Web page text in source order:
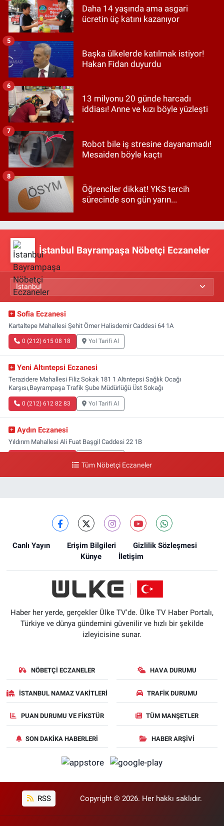
Daha 14 yaşında ama asgari
ücretin üç katını kazanıyor
Başka ülkelerde katılmak istiyor!
Hakan Fidan duyurdu
5
13 milyonu 20 günde harcadı
iddiası! Anne ve kızı böyle yüzleşti
6
Robot bile iş stresine dayanamadı!
Mesaiden böyle kaçtı
7
Öğrenciler dikkat! YKS tercih
sürecinde son gün yarın...
8
İstanbul Bayrampaşa Nöbetçi Eczaneler
Sofia Eczanesi
Kartaltepe Mahallesi Şehit Ömer Halisdemir Caddesi 64 1A
0 (212) 615 08 18 Yol Tarifi Al
Yeni Altıntepsi Eczanesi
Terazidere Mahallesi Filiz Sokak 181 1 Altıntepsi Sağlık Ocağı
Karşısı,Bayrampaşa Trafik Şube Müdürlüğü Üst Sokağı
0 (212) 612 82 83 Yol Tarifi Al
Aydın Eczanesi
Yıldırım Mahallesi Ali Fuat Başgil Caddesi 22 1B
Tüm Nöbetçi Eczaneler
Canlı Yayın Erişim Bilgileri
Gizlilik Sözleşmesi
Künye
İletişim
Haber her yerde, gerçekler Ülke TV'de. Ülke TV Haber Portalı,
Türkiye ve dünya gündemini güvenilir ve hızlı bir şekilde
izleyicisine sunar.
NÖBETÇI ECZANELER HAVA DURUMU
İSTANBUL NAMAZ VAKITLERI TRAFIK DURUMU
PUAN DURUMU VE FIKSTÜR TÜM MANŞETLER
SON DAKIKA HABERLERI HABER ARŞIVI
RSS Copyright © 2026. Her hakkı saklıdır.